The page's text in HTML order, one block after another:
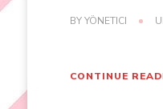
BYYÖNETICI
CONTINUE